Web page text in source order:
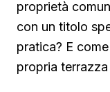
proprietà
con un titolo
pratica? E
propria